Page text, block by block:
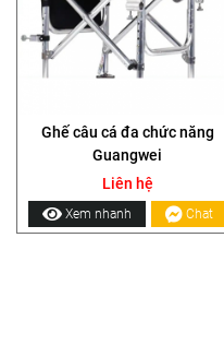
Ghế câu cá đa chức năng
Guangwei
Liên hệ
Xem nhanh Chat